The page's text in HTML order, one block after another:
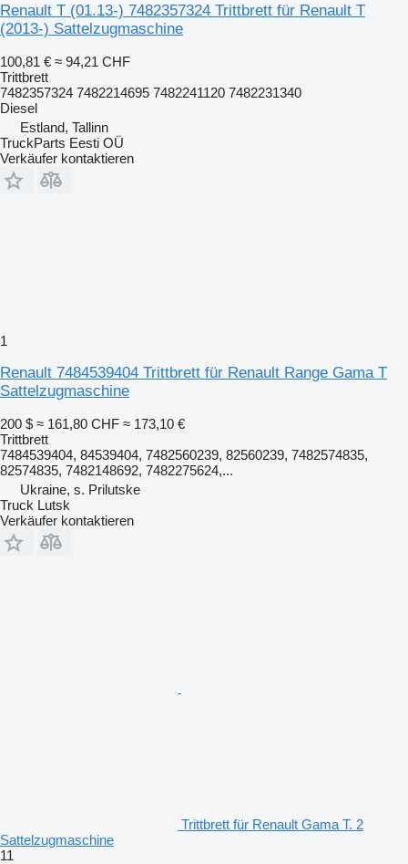
Renault T (01.13-) 7482357324 Trittbrett für Renault T
(2013-) Sattelzugmaschine
100,81 € ≈ 94,21 CHF
Trittbrett
7482357324 7482214695 7482241120 7482231340
Diesel
Estland, Tallinn
TruckParts Eesti OÜ
Verkäufer kontaktieren
1
Renault 7484539404 Trittbrett für Renault Range Gama T
Sattelzugmaschine
200 $ ≈ 161,80 CHF ≈ 173,10 €
Trittbrett
7484539404, 84539404, 7482560239, 82560239, 7482574835,
82574835, 7482148692, 7482275624,...
Ukraine, s. Prilutske
Truck Lutsk
Verkäufer kontaktieren
Trittbrett für Renault Gama T. 2
Sattelzugmaschine
11